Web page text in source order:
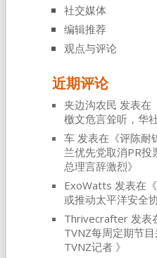
社交媒体
编辑推荐
观点与评论
近期评论
夹边沟农民 发表在
檄文危言耸听，华
车发表在《评陈耐
兰优先党取消PR投
总理言辞激烈》
ExoWatts 发表在《
或推动太平洋安全
Thrivecrafter发表
TVNZ每周定期节
TVNZ记者 》